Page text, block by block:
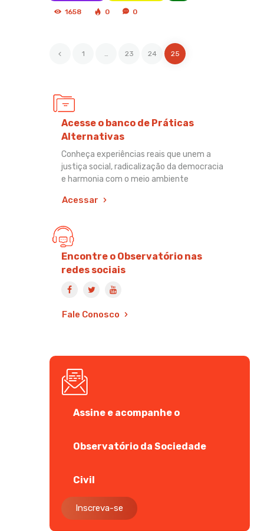
1658 0 0
1 … 23 24 25
Acesse o banco de Práticas
Alternativas
Conheça experiências reais que unem a
justiça social, radicalização da democracia
e harmonia com o meio ambiente
Acessar
Encontre o Observatório nas
redes sociais
Fale Conosco
Assine e acompanhe o
Observatório da Sociedade
Civil
Inscreva-se